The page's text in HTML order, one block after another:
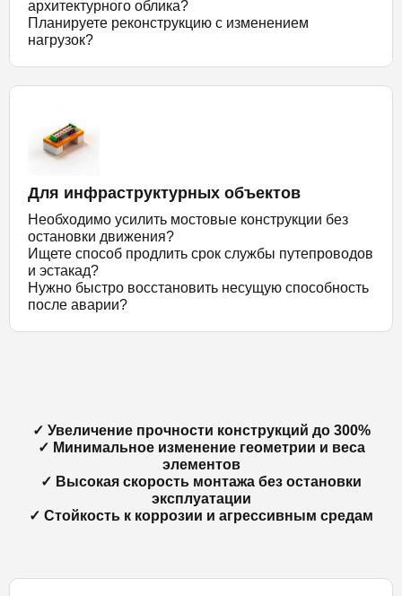
архитектурного облика?
Планируете реконструкцию с изменением
нагрузок?
Для инфраструктурных объектов
Необходимо усилить мостовые конструкции без
остановки движения?
Ищете способ продлить срок службы путепроводов
и эстакад?
Нужно быстро восстановить несущую способность
после аварии?
✓ Увеличение прочности конструкций до 300%
✓ Минимальное изменение геометрии и веса
элементов
✓ Высокая скорость монтажа без остановки
эксплуатации
✓ Стойкость к коррозии и агрессивным средам